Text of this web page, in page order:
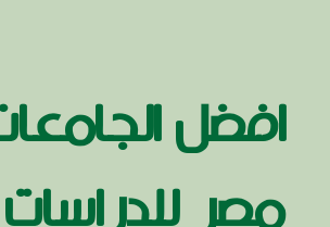
افضل
مصر للدراسات